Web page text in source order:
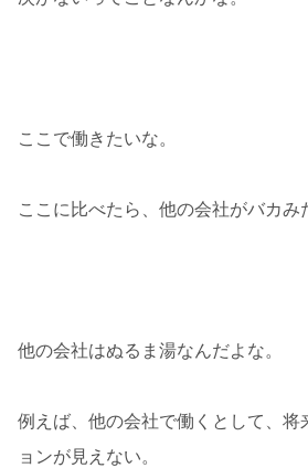
ここで働きたいな。
ここに比べたら、他の会社がバカみ
他の会社はぬるま湯なんだよな。
例えば、他の会社で働くとして、将
ョンが見えない。